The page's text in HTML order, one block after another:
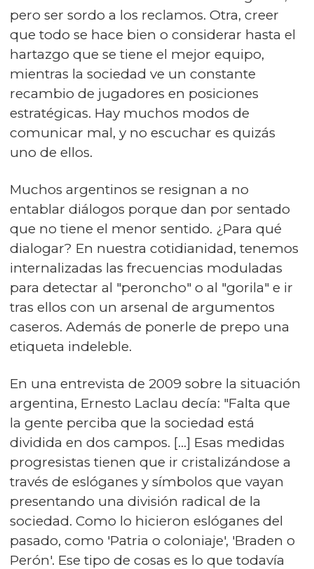
pero ser sordo a los reclamos. Otra, creer
que todo se hace bien o considerar hasta el
hartazgo que se tiene el mejor equipo,
mientras la sociedad ve un constante
recambio de jugadores en posiciones
estratégicas. Hay muchos modos de
comunicar mal, y no escuchar es quizás
uno de ellos.
Muchos argentinos se resignan a no
entablar diálogos porque dan por sentado
que no tiene el menor sentido. ¿Para qué
dialogar? En nuestra cotidianidad, tenemos
internalizadas las frecuencias moduladas
para detectar al "peroncho" o al "gorila" e ir
tras ellos con un arsenal de argumentos
caseros. Además de ponerle de prepo una
etiqueta indeleble.
En una entrevista de 2009 sobre la situación
argentina, Ernesto Laclau decía: "Falta que
la gente perciba que la sociedad está
dividida en dos campos. [...] Esas medidas
progresistas tienen que ir cristalizándose a
través de eslóganes y símbolos que vayan
presentando una división radical de la
sociedad. Como lo hicieron eslóganes del
pasado, como 'Patria o coloniaje', 'Braden o
Perón'. Ese tipo de cosas es lo que todavía